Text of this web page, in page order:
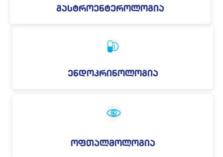
გასტროენტეროლოგია
ენდოკრინოლოგია
ოფთალმოლოგია